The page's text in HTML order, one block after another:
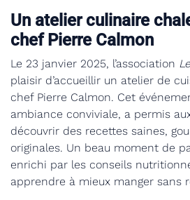
Un atelier culinaire
chef Pierre Calmon
Le 23 janvier 2025, l’association
plaisir d’accueillir un atelier de
chef Pierre Calmon. Cet
ambiance conviviale, a permis
découvrir des recettes saines,
originales. Un beau moment de
enrichi par les conseils
apprendre à mieux manger sans